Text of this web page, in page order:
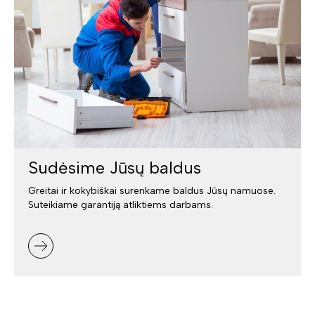
Sudėsime Jūsų baldus
Greitai ir kokybiškai surenkame baldus Jūsų namuose.
Suteikiame garantiją atliktiems darbams.